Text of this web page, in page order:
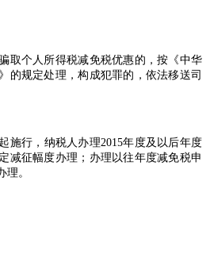
个人所得税减免税优惠的，按《中华
的规定处理，构成犯罪的，依法移送司
行，纳税人办理2015年度及以后年度
减征幅度办理；办理以往年度减免税申
。